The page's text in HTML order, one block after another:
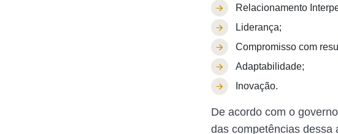
Relacionamento
Liderança;
Compromisso com
Adaptabilidade;
Inovação.
De acordo com o
das competências dessa